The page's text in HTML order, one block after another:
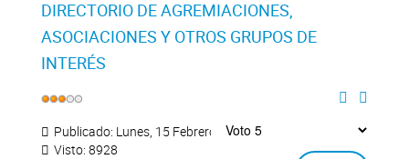
DIRECTORIO DE AGREMIACIONES,
ASOCIACIONES Y OTROS GRUPOS DE
INTERÉS
Publicado: Lunes, 15 Febrero 2016 16:27
Visto: 8928